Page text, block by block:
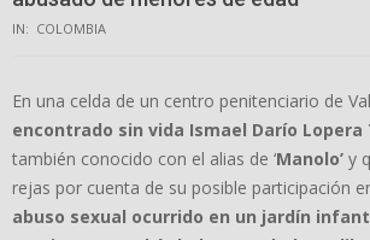
IN: COLOMBIA
En una celda de un centro penitenciario de
encontrado sin vida Ismael Darío
también conocido con el alias de ‘Manolo’ y
rejas por cuenta de su posible participación
abuso sexual ocurrido en un jardín